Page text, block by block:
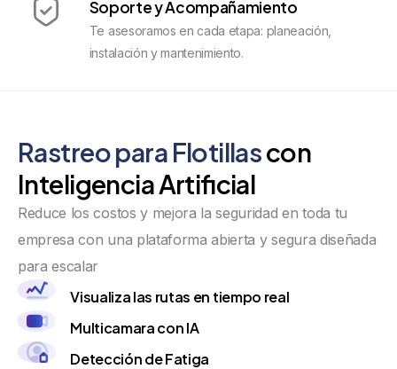
Soporte y Acompañamiento
Te asesoramos en cada etapa: planeación,
instalación y mantenimiento.
Rastreo para Flotillascon
Inteligencia Artificial
Reduce los costos y mejora la seguridad en toda tu
empresa con una plataforma abierta y segura diseñada
para escalar
Visualiza las rutas en tiempo real
Multicamara con IA
Detección de Fatiga